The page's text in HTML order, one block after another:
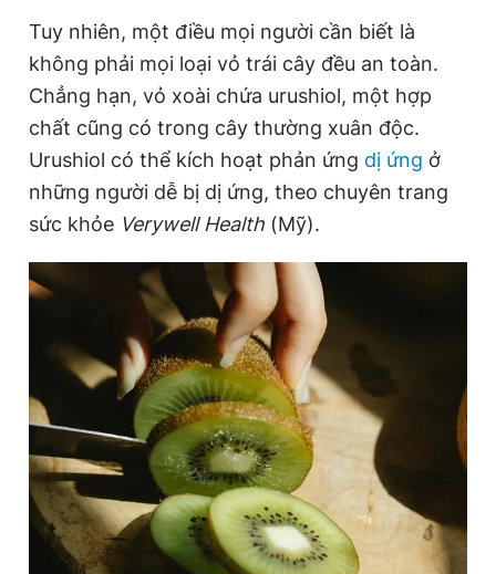
Sản phẩm khác
Tiện ích Bạn cần biết
Thông tin tòa soạn Liên hệ quảng cáo
Đọc Thanh Niên trên điện thoại
Theo dõi báo trên
Hotline
0906 645 777
Liên hệ quảng cáo
0908 780 404
Tuy nhiên, một điều mọi người cần biết là
không phải mọi loại vỏ trái cây đều an toàn.
Chẳng hạn, vỏ xoài chứa urushiol, một hợp
chất cũng có trong cây thường xuân độc.
Urushiol có thể kích hoạt phản ứng dị ứng ở
những người dễ bị dị ứng, theo chuyên trang
sức khỏe Verywell Health (Mỹ).